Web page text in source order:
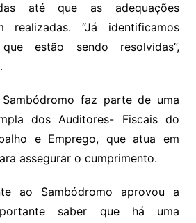
até que as adequações
realizadas. “Já identificamos
estão sendo resolvidas”,
faz parte de uma
dos Auditores- Fiscais do
e Emprego, que atua em
assegurar o cumprimento.
ao Sambódromo aprovou a
saber que há uma